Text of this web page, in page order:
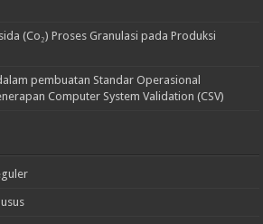
(Co₂) Proses Granulasi pada Produksi
pembuatan Standar Operasional
Computer System Validation (CSV)